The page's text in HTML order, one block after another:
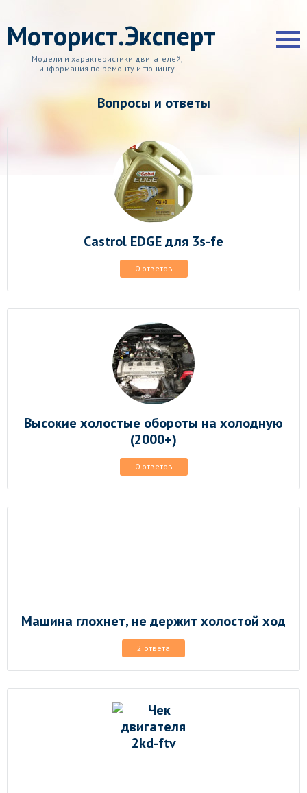
Моторист.Эксперт
Модели и характеристики двигателей,
информация по ремонту и тюнингу
Вопросы и ответы
Castrol EDGE для 3s-fe
0 ответов
Высокие холостые обороты на холодную
(2000+)
0 ответов
Машина глохнет, не держит холостой ход
2 ответа